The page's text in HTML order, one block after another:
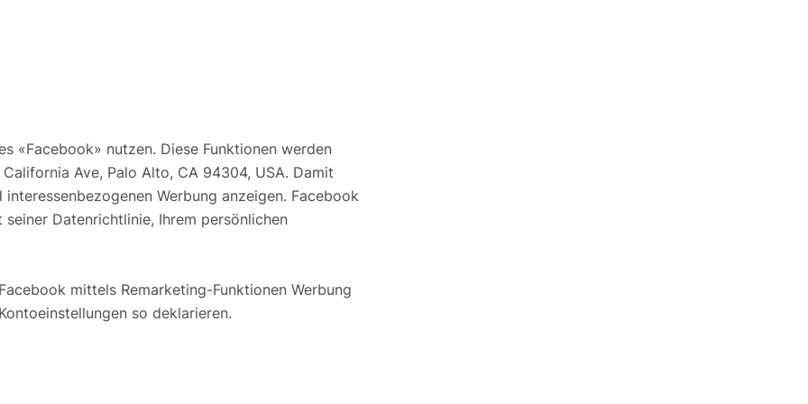
«Facebook» nutzen. Diese Funktionen werden
Ave, Palo Alto, CA 94304, USA. Damit
Werbung anzeigen. Facebook
Datenrichtlinie, Ihrem persönlichen
mittels Remarketing-Funktionen Werbung
so deklarieren.